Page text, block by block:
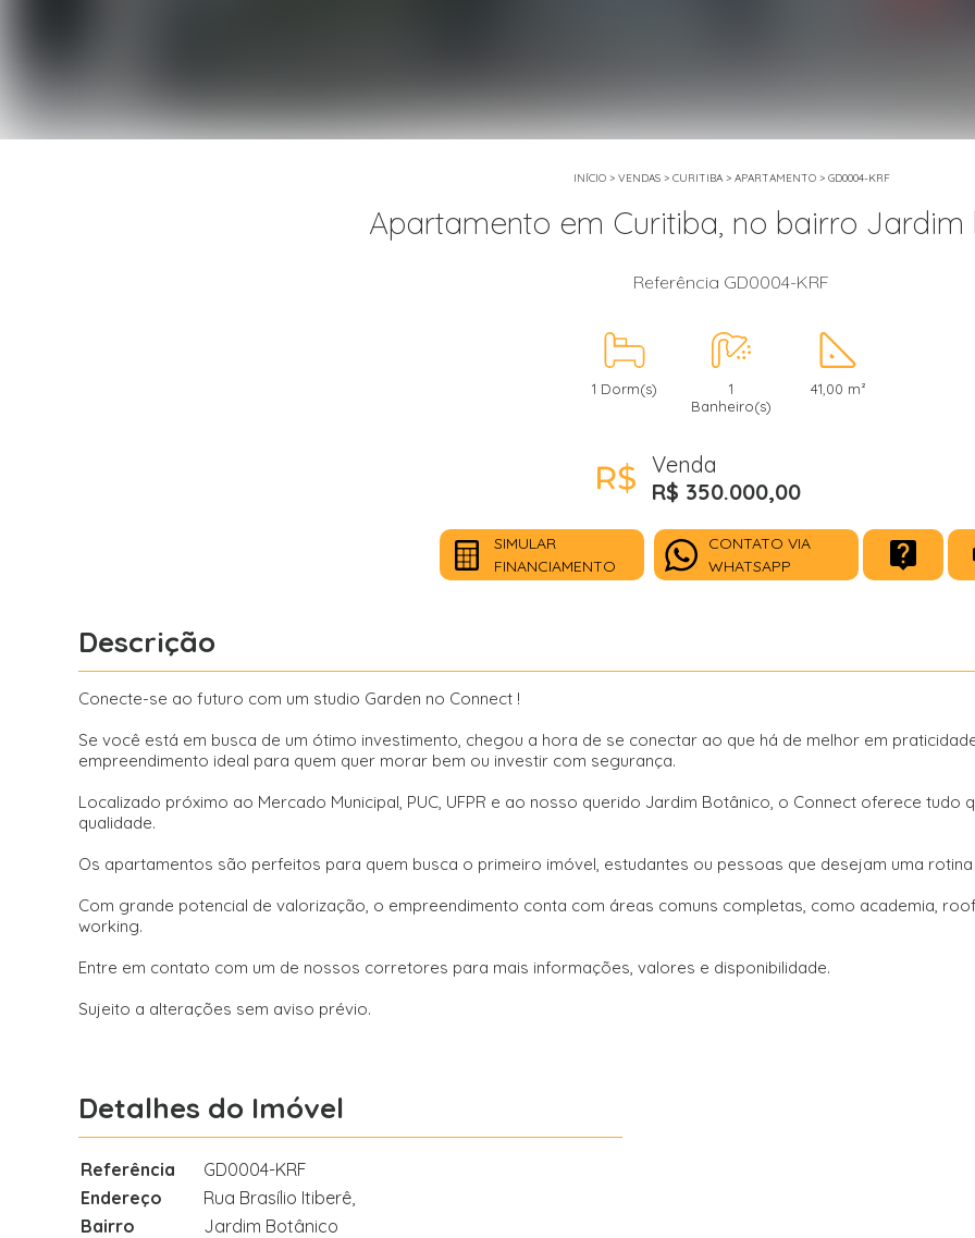
INÍCIO> VENDAS> CURITIBA> APARTAMENTO> GD0004-KRF
Apartamento em Curitiba, no bairro
Referência GD0004-KRF
1 Dorm(s)
1
Banheiro(s)
41,00 m²
Venda
R$ 350.000,00
SIMULAR
FINANCIAMENTO
CONTATO VIA
WHATSAPP
Descrição
Conecte-se ao futuro com um studio Garden no Connect !
Se você está em busca de um ótimo investimento, chegou a hora de se conectar ao que há de melhor em
empreendimento ideal para quem quer morar bem ou investir com segurança.
Localizado próximo ao Mercado Municipal, PUC, UFPR e ao nosso querido Jardim Botânico, o Connect oferece
qualidade.
Os apartamentos são perfeitos para quem busca o primeiro imóvel, estudantes ou pessoas que desejam uma
Com grande potencial de valorização, o empreendimento conta com áreas comuns completas, como academia,
working.
Entre em contato com um de nossos corretores para mais informações, valores e disponibilidade.
Sujeito a alterações sem aviso prévio.
Detalhes do Imóvel
Referência
GD0004-KRF
Endereço
Rua Brasílio Itiberê,
Bairro
Jardim Botânico